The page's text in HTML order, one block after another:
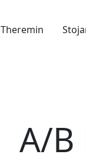
Theremin
A/B